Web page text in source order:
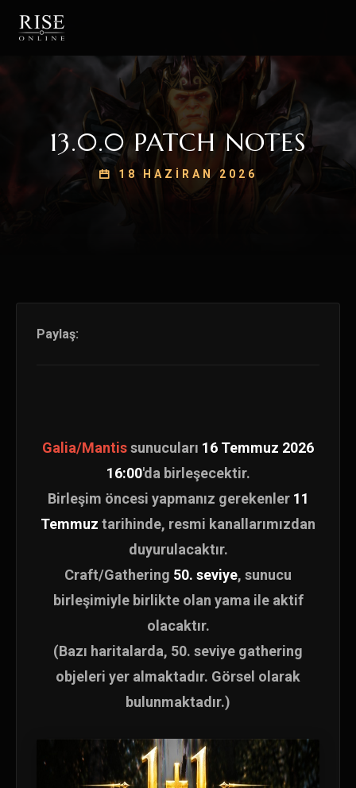
13.0.0 PATCH NOTES
18 HAZIRAN 2026
Paylaş:
Galia/Mantissunucuları 16 Temmuz 2026
16:00'da birleşecektir.
Birleşim öncesi yapmanız gerekenler 11
Temmuz tarihinde, resmi kanallarımızdan
duyurulacaktır.
Craft/Gathering 50. seviye, sunucu
birleşimiyle birlikte olan yama ile aktif
olacaktır.
(Bazı haritalarda, 50. seviye gathering
objeleri yer almaktadır. Görsel olarak
bulunmaktadır.)